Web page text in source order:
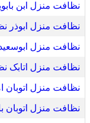
نظافت منزل ابن
نظافت منزل ابوذر
نظافت منزل
نظافت منزل اتابک
نظافت منزل اتوبان
نظافت منزل اتوبان